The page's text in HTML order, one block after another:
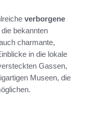
verborgene
bekannten
charmante,
in die lokale
Gassen,
Museen, die